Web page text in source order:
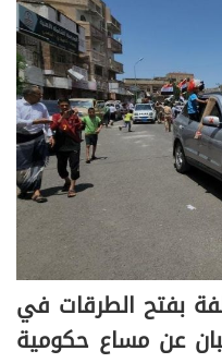
بفتح الطرقات في
عن مساع حكومية